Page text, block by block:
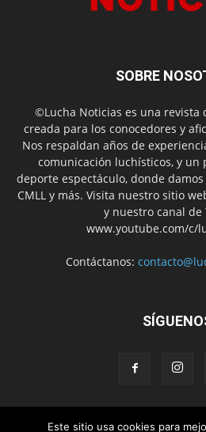
SOBRE
©Lucha Noticias es una revista
creada para los conocedores y
Nos respaldan años de
comunicación luchísticos, y
deporte espectáculo, donde damos
CMLL y más. Visita nuestro sitio
y nuestro canal de
www.youtube.com/c/
Contáctanos:
WWE Noticias WWE AEW
Este sitio usa cookies para